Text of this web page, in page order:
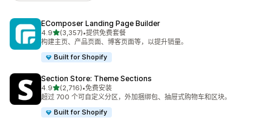
EComposer Landing Page Builder
4.9星（满分 5 星）
(3,357)
总共 3357 条评论
•提供免费套餐
构建主页、产品页面、博客页面等，以提升销量。
Built for Shopify
Section Store: Theme Sections
4.9星（满分 5 星）
(2,716)
总共 2716 条评论
•免费安装
超过 700 个可自定义分区，外加捆绑包、抽屉式购物车和区块。
Built for Shopify